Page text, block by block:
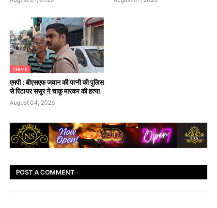
CRIME
एमपी : बीएसएफ जवान की पत्नी की पुलिस
से रिटायर ससुर ने चाकू मारकर की हत्या
August 04, 2026
POST A COMMENT